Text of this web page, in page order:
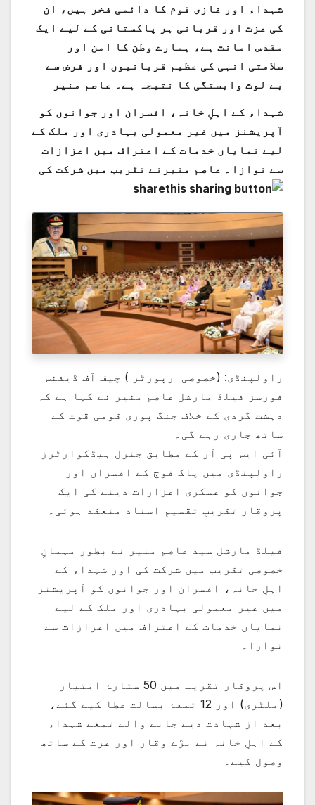
شہداء اور غازی قوم کا دائمی فخر ہیں، ان
کی عزت اور قربانی ہر پاکستانی کے لیے ایک
مقدس امانت ہے، ہمارے وطن کا امن اور
سلامتی انہی کی عظیم قربانیوں اور فرض سے
بے لوث وابستگی کا نتیجہ ہے۔ عاصم منیر
شہداء کے اہلِ خانہ، افسران اور جوانوں کو
آپریشنز میں غیر معمولی بہادری اور ملک کے
لیے نمایاں خدمات کے اعتراف میں اعزازات
سے نوازا۔ عاصم منیرنے تقریب میں شرکت کی
راولپنڈی: (خصوصی رپورٹر ) چیف آف ڈیفنس
فورسز فیلڈ مارشل عاصم منیر نے کہا ہے کہ
دہشت گردی کے خلاف جنگ پوری قومی قوت کے
ساتھ جاری رہے گی۔
آئی ایس پی آر کے مطابق جنرل ہیڈکوارٹرز
راولپنڈی میں پاک فوج کے افسران اور
جوانوں کو عسکری اعزازات دینے کی ایک
پروقار تقریبِ تقسیمِ اسناد منعقد ہوئی۔
فیلڈ مارشل سید عاصم منیر نے بطور مہمانِ
خصوصی تقریب میں شرکت کی اور شہداء کے
اہلِ خانہ، افسران اور جوانوں کو آپریشنز
میں غیر معمولی بہادری اور ملک کے لیے
نمایاں خدمات کے اعتراف میں اعزازات سے
نوازا۔
اس پروقار تقریب میں 50 ستارۂ امتیاز
(ملٹری) اور 12 تمغۂ بسالت عطا کیے گئے،
بعد از شہادت دیے جانے والے تمغے شہداء
کے اہلِ خانہ نے بڑے وقار اور عزت کے ساتھ
وصول کیے۔